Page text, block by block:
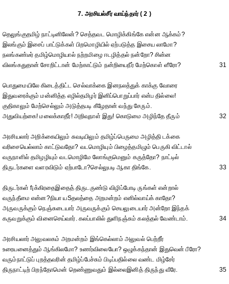
7. அரசியல்சீர் வாய்ந்தார் ( 2 )
தெலுங்குதமிழ் நாட்டினிலேன்? செத்தவட மொழிக்கிங்கே என்ன ஆக்கம்?
இலங்கும் இசைப் பாட்டுக்கள் பிறமொழியில் ஏற்படுத்த இசைய லாமோ?
நலங்கண்டீர் தமிழ்மொழியால் நற்றமிழை ஈடழித்தல் நன்றோ? சின்ன
விலங்கதுதான் சோறிட்டான் மேற்காட்டும் நன்றியைநீர் மேற்கொள் ளீரோ?
31
பொதுமையிலே கிடைத்திட்ட செல்வாக்கை இனநலத்துக் காக்கு வோரை
இதுவரைக்கும் மன்னித்த எழில்தமிழர் இனிப்பொறுப்பார் என்ப தில்லை!
குதிகாலும் மேற்செல்லும் அடுத்தபடி கீழேதான் வந்து சேரும்.
அதுவியற்கை! மலைக்காதீர்! அறிவுநாள் இது! கொடுமை அழிந்தே தீரும்
32
அரசியலார் அறிக்கையிலும் சுவடியிலும் தமிழ்ப்பெருமை அழித்தி டக்கை
வரிசையெல்லாம் காட்டுவதோ? வடமொழியும் பிழைத்தமிழும் பெருகி விட்டால்
வருநாளில் தமிழழியும் வடமொழிமே லோங்குமெனும் கருத்தோ? நாட்டில்
திருடர்களை வளரவிடும் ஏற்பாடோ?செல்லுபடி ஆகா திங்கே.
33
திருடர்கள் f¡க்கிரதைஇதைத் திருடருண்டு விழிப்போடி ருங்கள் என்றால்
வருந்தீமை என்ன?நியா யSதலத்தை அறமன்றம் எனில்வாய்க் காதோ?
அருவருக்கும் நெஞ்சுடையார் அருவருக்கும் செயலுடையார் அன்றோ இந்தக்
கருவறுக்கும் வினைசெய்வார். கலப்பாலில் துளிநஞ்சும் கலத்தல் வேண்டாம்.
34
அரசியலார் அலுவலகம் அறமன்றம் இங்கெல்லாம் அலுவல் பெற்றீர்
உரையனைத்தும் ஆங்கிலமோ? உணர்விலையோ? ஒழுக்கந்தான் இதுவென் பீரோ?
வரும்நாட்டுப் புறத்தவரின் தமிழ்ப்பேச்சும் பிடிப்பதில்லை வண்ட மிழ்சேர்
திருநாட்டிற் பிறந்தோமென் றெண்ணுவதும் இல்லைஇனித் திருந்து வீரே.
35